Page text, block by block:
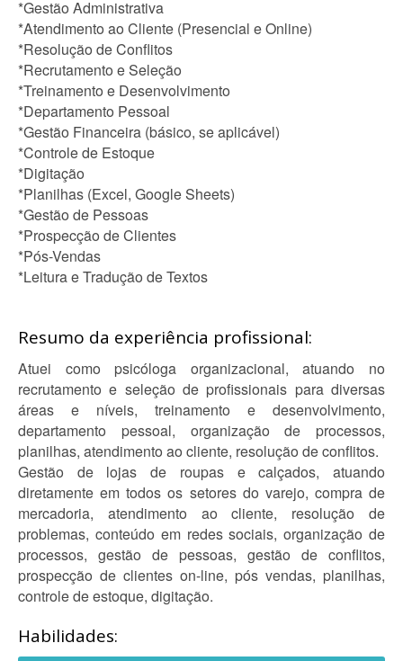
*Gestão Administrativa
*Atendimento ao Cliente (Presencial e Online)
*Resolução de Conflitos
*Recrutamento e Seleção
*Treinamento e Desenvolvimento
*Departamento Pessoal
*Gestão Financeira (básico, se aplicável)
*Controle de Estoque
*Digitação
*Planilhas (Excel, Google Sheets)
*Gestão de Pessoas
*Prospecção de Clientes
*Pós-Vendas
*Leitura e Tradução de Textos
Resumo da experiência profissional:
Atuei como psicóloga organizacional, atuando no
recrutamento e seleção de profissionais para diversas
áreas e níveis, treinamento e desenvolvimento,
departamento pessoal, organização de processos,
planilhas, atendimento ao cliente, resolução de conflitos.
Gestão de lojas de roupas e calçados, atuando
diretamente em todos os setores do varejo, compra de
mercadoria, atendimento ao cliente, resolução de
problemas, conteúdo em redes sociais, organização de
processos, gestão de pessoas, gestão de conflitos,
prospecção de clientes on-line, pós vendas, planilhas,
controle de estoque, digitação.
Habilidades: